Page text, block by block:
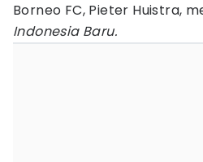
Borneo FC, Pieter Huistra,
Indonesia Baru.